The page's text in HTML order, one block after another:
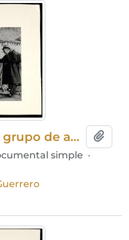
Guerrero junto a un grupo de amigos
simple ·